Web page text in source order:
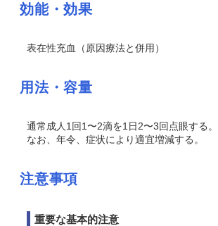
効能・効果
表在性充血（原因療法と併用）
用法・容量
通常成人1回1〜2滴を1日2〜3回点眼する。
なお、年令、症状により適宜増減する。
注意事項
重要な基本的注意